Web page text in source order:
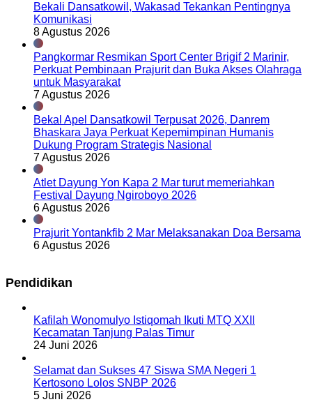
Bekali Dansatkowil, Wakasad Tekankan Pentingnya
Komunikasi
8 Agustus 2026
Pangkormar Resmikan Sport Center Brigif 2 Marinir,
Perkuat Pembinaan Prajurit dan Buka Akses Olahraga
untuk Masyarakat
7 Agustus 2026
Bekal Apel Dansatkowil Terpusat 2026, Danrem
Bhaskara Jaya Perkuat Kepemimpinan Humanis
Dukung Program Strategis Nasional
7 Agustus 2026
Atlet Dayung Yon Kapa 2 Mar turut memeriahkan
Festival Dayung Ngiroboyo 2026
6 Agustus 2026
Prajurit Yontankfib 2 Mar Melaksanakan Doa Bersama
6 Agustus 2026
Pendidikan
Kafilah Wonomulyo Istiqomah Ikuti MTQ XXII
Kecamatan Tanjung Palas Timur
24 Juni 2026
Selamat dan Sukses 47 Siswa SMA Negeri 1
Kertosono Lolos SNBP 2026
5 Juni 2026